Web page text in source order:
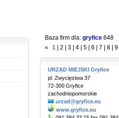
Baza firm dla: gryfice 648
«
1 2 3 4 5 6 7 8 9
URZĄD MIEJSKI Gryfice
pl. Zwycięstwa 37
72-300 Gryfice
zachodniopomorskie
urzad@gryfice.eu
www.gryfice.eu